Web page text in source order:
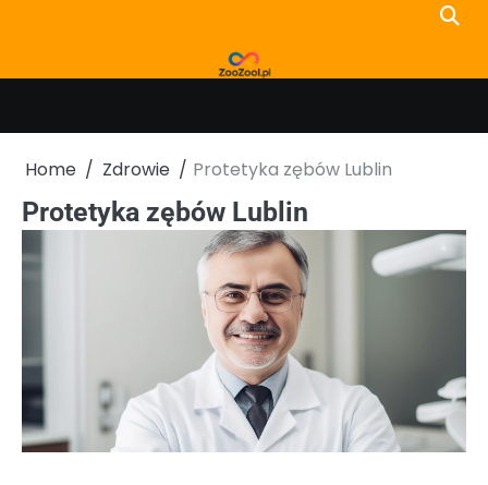
Home Zdrowie Protetyka zębów Lublin
Protetyka zębów Lublin